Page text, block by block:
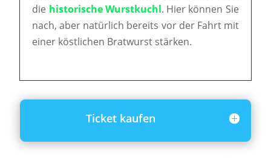
die historische Wurstkuchl. Hier können Sie
nach, aber natürlich bereits vor der Fahrt mit
einer köstlichen Bratwurst stärken.
Ticket kaufen